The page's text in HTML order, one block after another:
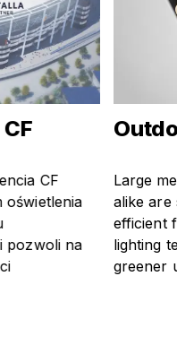
CF
oświetlenia
pozwoli na
Large
alike are
efficient
lighting
greener